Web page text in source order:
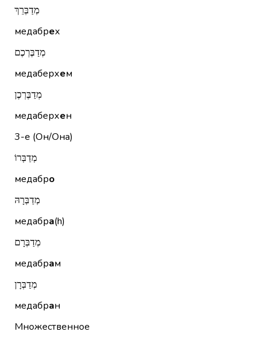
מְדַבְּרֵךְ
медабрех
מְדַבֶּרְכֶם
медаберхем
מְדַבֶּרְכֶן
медаберхен
3-е (Он/Она)
מְדַבְּרוֹ
медабро
מְדַבְּרָהּ
медабра(h)
מְדַבְּרָם
медабрам
מְדַבְּרָן
медабран
Множественное